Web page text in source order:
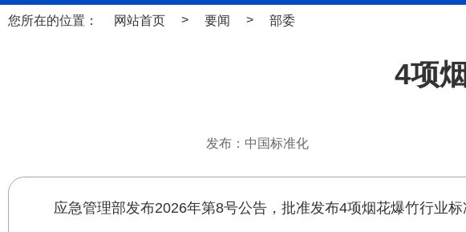
您所在的位置： 网站首页 > 要闻 > 部委
4项
发布：中国标准化
应急管理部发布2026年第8号公告，批准发布4项烟花爆竹行业标